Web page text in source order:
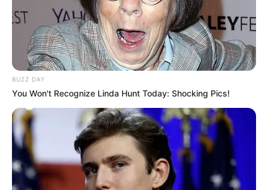
BUZZ DAY
You Won't Recognize Linda Hunt Today: Shocking Pics!